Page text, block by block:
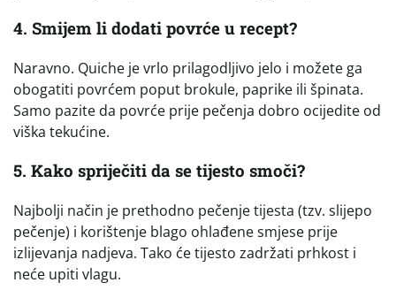
4. Smijem li dodati povrće u recept?
Naravno. Quiche je vrlo prilagodljivo jelo i možete ga
obogatiti povrćem poput brokule, paprike ili špinata.
Samo pazite da povrće prije pečenja dobro ocijedite od
viška tekućine.
5. Kako spriječiti da se tijesto smoči?
Najbolji način je prethodno pečenje tijesta (tzv. slijepo
pečenje) i korištenje blago ohlađene smjese prije
izlijevanja nadjeva. Tako će tijesto zadržati prhkost i
neće upiti vlagu.